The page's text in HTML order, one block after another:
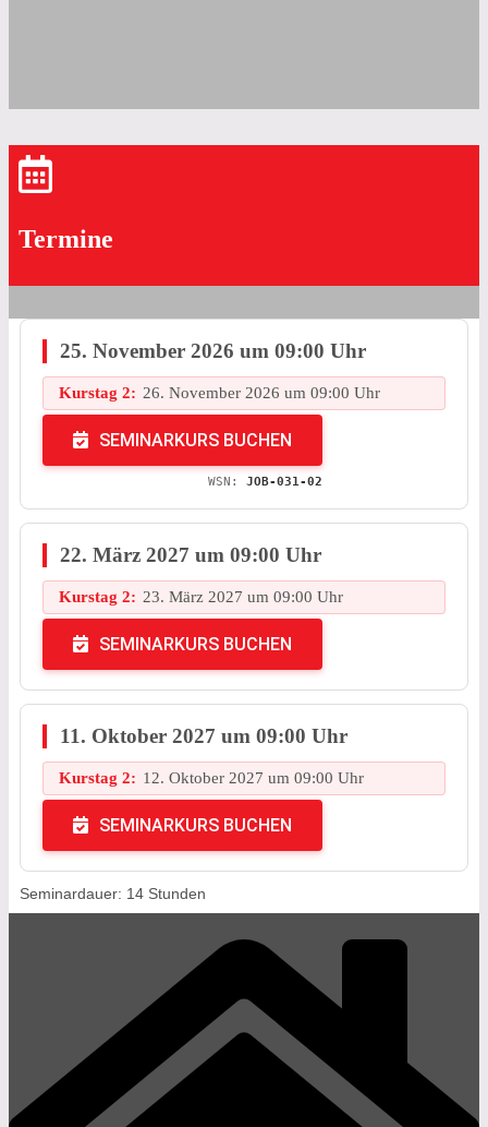
Termine
25. November 2026 um 09:00 Uhr
Kurstag 2: 26. November 2026 um 09:00 Uhr
SEMINARKURS BUCHEN
WSN: JOB-031-02
22. März 2027 um 09:00 Uhr
Kurstag 2: 23. März 2027 um 09:00 Uhr
SEMINARKURS BUCHEN
11. Oktober 2027 um 09:00 Uhr
Kurstag 2: 12. Oktober 2027 um 09:00 Uhr
SEMINARKURS BUCHEN
Seminardauer: 14 Stunden